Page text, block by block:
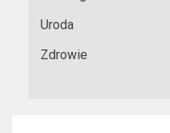
Uroda
Zdrowie